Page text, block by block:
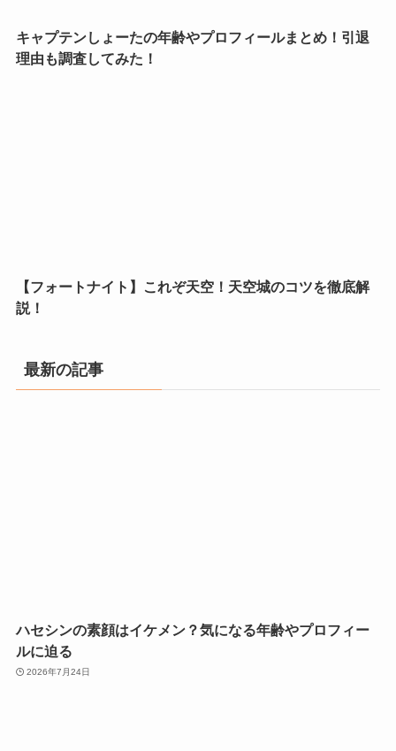
キャプテンしょーたの年齢やプロフィールまとめ！引退
理由も調査してみた！
【フォートナイト】これぞ天空！天空城のコツを徹底解
説！
最新の記事
ハセシンの素顔はイケメン？気になる年齢やプロフィー
ルに迫る
2026年7月24日